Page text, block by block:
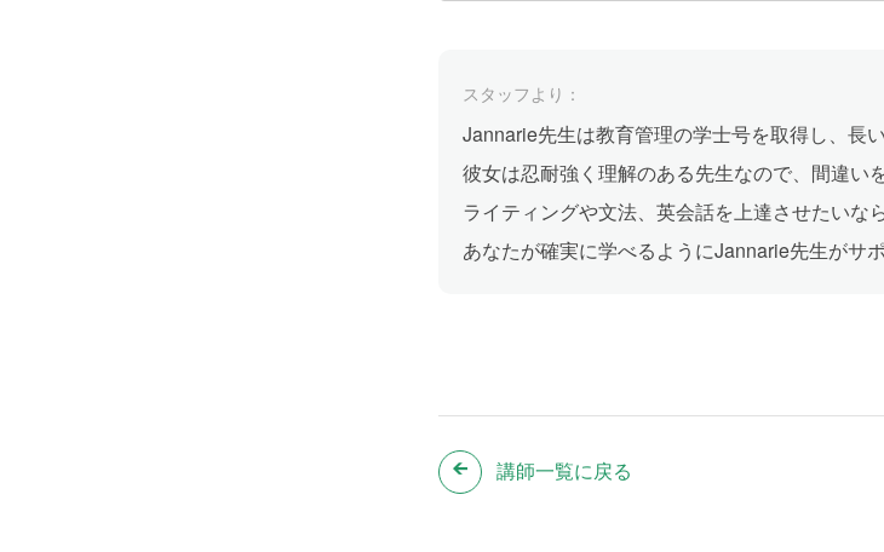
スタッフより：
Jannarie先生は教育管理の学士号を取得し、長
彼女は忍耐強く理解のある先生なので、間違い
ライティングや文法、英会話を上達させたいな
あなたが確実に学べるようにJannarie先生がサポ
講師一覧に戻る